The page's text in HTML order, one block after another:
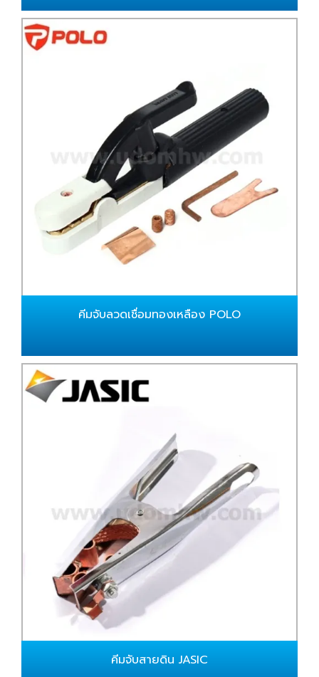
คีมจับลวดเชื่อมทองเหลือง POLO
คีมจับสายดิน JASIC